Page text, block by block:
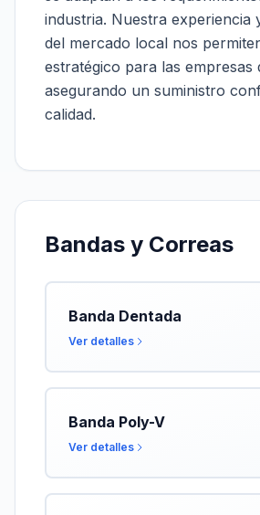
industria. Nuestra experiencia
del mercado local nos
estratégico para las empresas
asegurando un suministro
calidad.
Bandas y Correas
Banda Dentada
Ver detalles
Banda Poly-V
Ver detalles